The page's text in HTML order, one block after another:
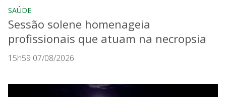
SAÚDE
Sessão solene homenageia
profissionais que atuam na necropsia
15h59 07/08/2026